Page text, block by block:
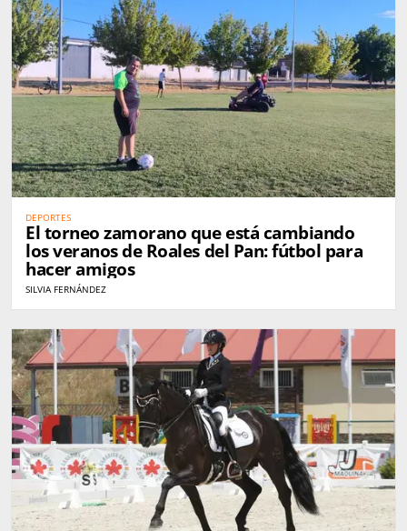
DEPORTES
El torneo zamorano que está cambiando
los veranos de Roales del Pan: fútbol para
hacer amigos
SILVIA FERNÁNDEZ